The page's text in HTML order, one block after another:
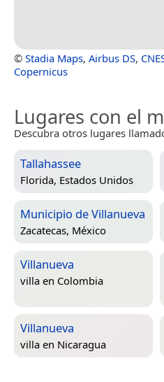
© Stadia Maps, Airbus DS,
Copernicus
Lugares con el
Descubra otros lugares
Tallahassee
Florida, Estados Unidos
Municipio de Villanueva
Zacatecas, México
Villanueva
villa en Colombia
Villanueva
villa en Nicaragua